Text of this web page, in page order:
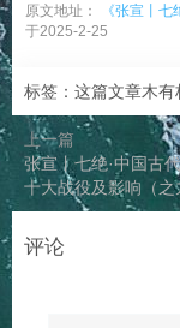
原文地址：
《张宣丨
于2025-2-25
标签：这篇文章木有
上一篇
张宣丨七绝·中国古
十大战役及影响（之
评论